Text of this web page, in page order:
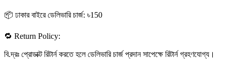
📦 ঢাকার বাইরে ডেলিভারি চার্জ: ৳150
🔁 Return Policy:
বি.দ্রঃ প্রোডাক্ট রিটার্ন করতে হলে ডেলিভারি চার্জ প্রদান সাপেক্ষে রিটার্ন গ্রহণযোগ্য।